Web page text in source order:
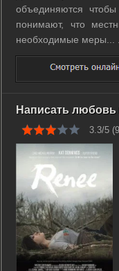
объединяются
понимают, что
необходимые меры...
Написать любовь
3.3/5 (